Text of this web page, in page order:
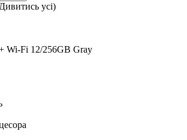
усі)
Wi-Fi 12/256GB Gray